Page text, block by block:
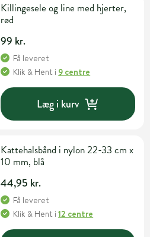
Killingesele og line med hjerter,
rød
99 kr.
Få leveret
Klik & Hent i 9 centre
Læg i kurv
Kattehalsbånd i nylon 22-33 cm x
10 mm, blå
44,95 kr.
Få leveret
Klik & Hent i12 centre